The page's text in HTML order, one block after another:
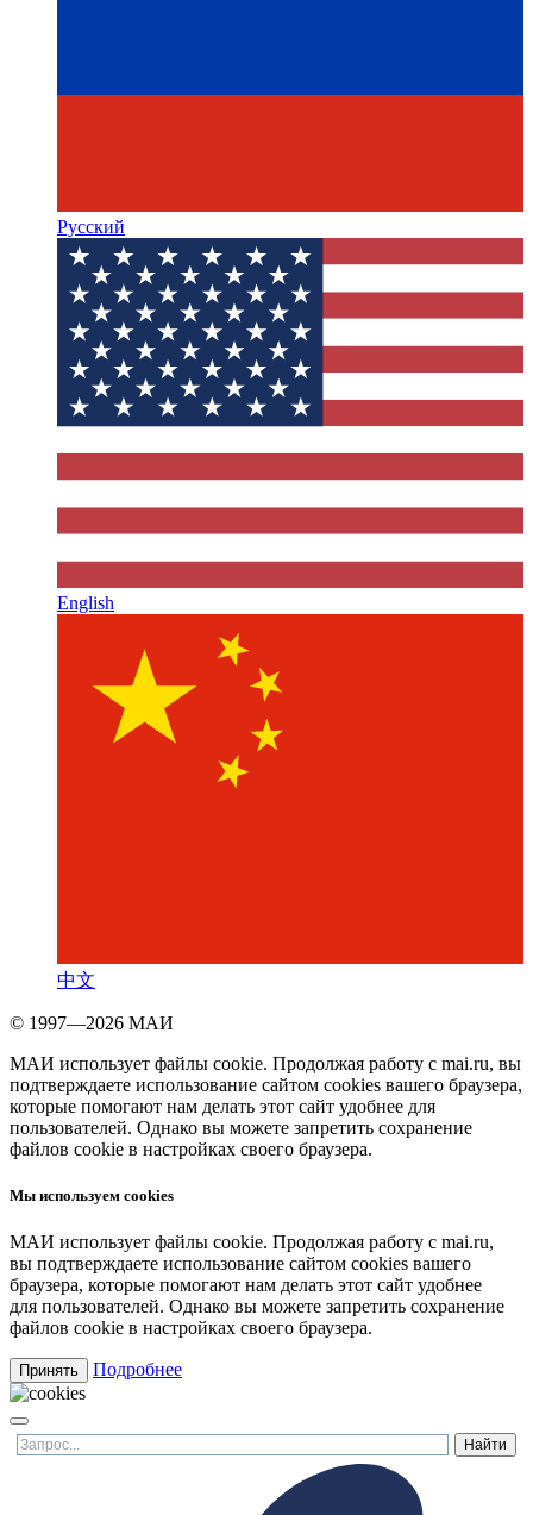
Русский
English
中文
© 1997—2026 МАИ
МАИ использует файлы cookie. Продолжая работу с mai.ru, вы
подтверждаете использование сайтом cookies вашего браузера,
которые помогают нам делать этот сайт удобнее для
пользователей. Однако вы можете запретить сохранение
файлов cookie в настройках своего браузера.
Мы используем cookies
МАИ использует файлы cookie. Продолжая работу с mai.ru,
вы подтверждаете использование сайтом cookies вашего
браузера, которые помогают нам делать этот сайт удобнее
для пользователей. Однако вы можете запретить сохранение
файлов cookie в настройках своего браузера.
Принять Подробнее